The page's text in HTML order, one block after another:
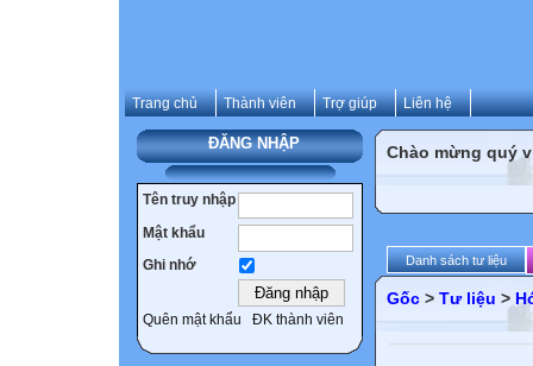
Trang chủ Thành viên Trợ giúp Liên hệ
ĐĂNG NHẬP
Tên truy nhập
Mật khẩu
Ghi nhớ
Quên mật khẩu ĐK thành viên
Chào mừng quý
Danh sách tư liệu
Gốc > Tư liệu >